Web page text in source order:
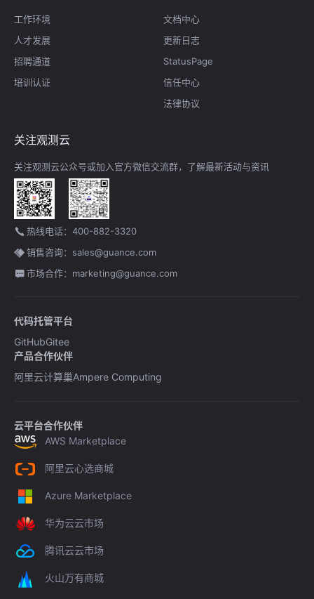
工作环境
人才发展
招聘通道
培训认证
文档中心
更新日志
StatusPage
信任中心
法律协议
关注观测云
关注观测云公众号或加入官方微信交流群，了解最新活动与资讯
热线电话：400-882-3320
销售咨询：sales@guance.com
市场合作：marketing@guance.com
代码托管平台
GitHubGitee
产品合作伙伴
阿里云计算巢Ampere Computing
云平台合作伙伴
AWS Marketplace
阿里云心选商城
Azure Marketplace
华为云云市场
腾讯云云市场
火山万有商城